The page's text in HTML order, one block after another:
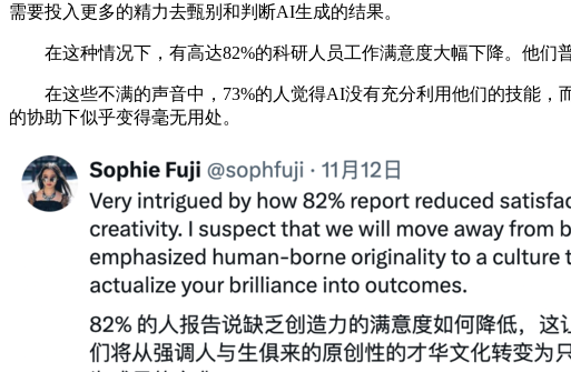
需要投入更多的精力去甄别和判断AI生成的结果。
在这种情况下，有高达82%的科研人员工作满意度大幅下降。他们
在这些不满的声音中，73%的人觉得AI没有充分利用他们的技能，
的协助下似乎变得毫无用处。